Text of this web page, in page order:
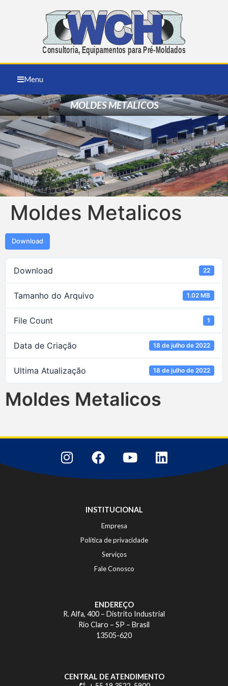
Menu
MOLDES METALICOS
Moldes Metalicos
Download
Download 22
Tamanho do Arquivo 1.02 MB
File Count 1
Data de Criação 18 de julho de 2022
Ultima Atualização 18 de julho de 2022
Moldes Metalicos
INSTITUCIONAL
Empresa
Política de privacidade
Serviços
Fale Conosco
ENDEREÇO
R. Alfa, 400 – Distrito Industrial
Rio Claro – SP – Brasil
13505-620
CENTRAL DE ATENDIMENTO